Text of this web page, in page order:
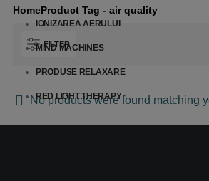
HomeProduct Tag - air quality
IONIZAREA AERULUI
MIND MACHINES
PRODUSE RELAXARE
RED LIGHT THERAPY
FILTER
No products were found matching